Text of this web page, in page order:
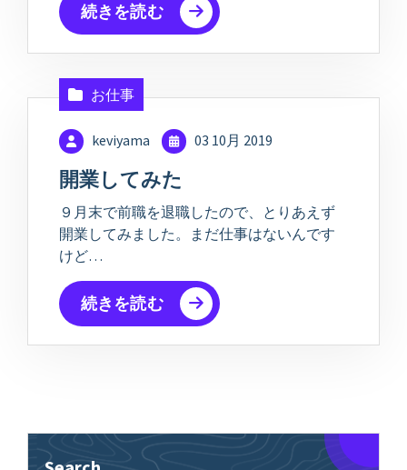
続きを読む
お仕事
keviyama 03 10月 2019
開業してみた
９月末で前職を退職したので、とりあえず
開業してみました。まだ仕事はないんです
けど…
続きを読む